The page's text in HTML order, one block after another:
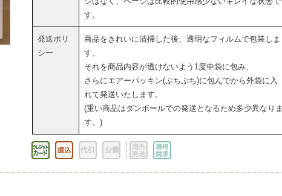
す。
発送ポリ
シー
商品をきれいに清掃した後、透明なフィルムで包装しま
す。
それを商品内容が透けないよう1度中袋に包み、
さらにエアーパッキン(ぷちぷち)に包んでから外袋に入
れて発送いたします。
(重い商品はダンボールでの発送となるため多少異なりま
す。)